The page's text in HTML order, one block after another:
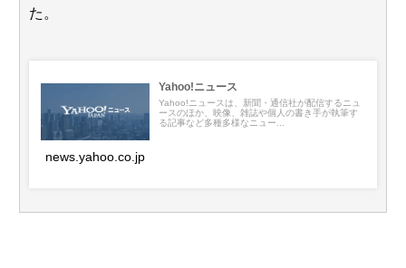
Powered by livedoor 相互RSS
た。
Yahoo!ニュース
Yahoo!ニュースは、新聞・通信社が配信するニュ
ースのほか、映像、雑誌や個人の書き手が執筆す
る記事など多種多様なニュー...
news.yahoo.co.jp